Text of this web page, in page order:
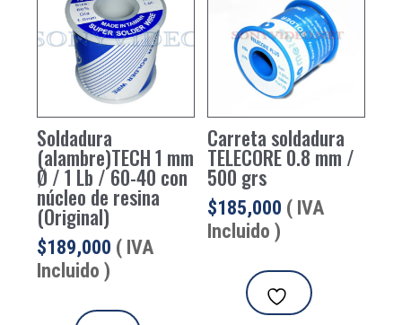
Soldadura
(alambre)TECH 1 mm
Ø / 1 Lb / 60-40 con
núcleo de resina
(Original)
$189,000 ( IVA
Incluido )
Carreta soldadura
TELECORE 0.8 mm /
500 grs
$185,000 ( IVA
Incluido )